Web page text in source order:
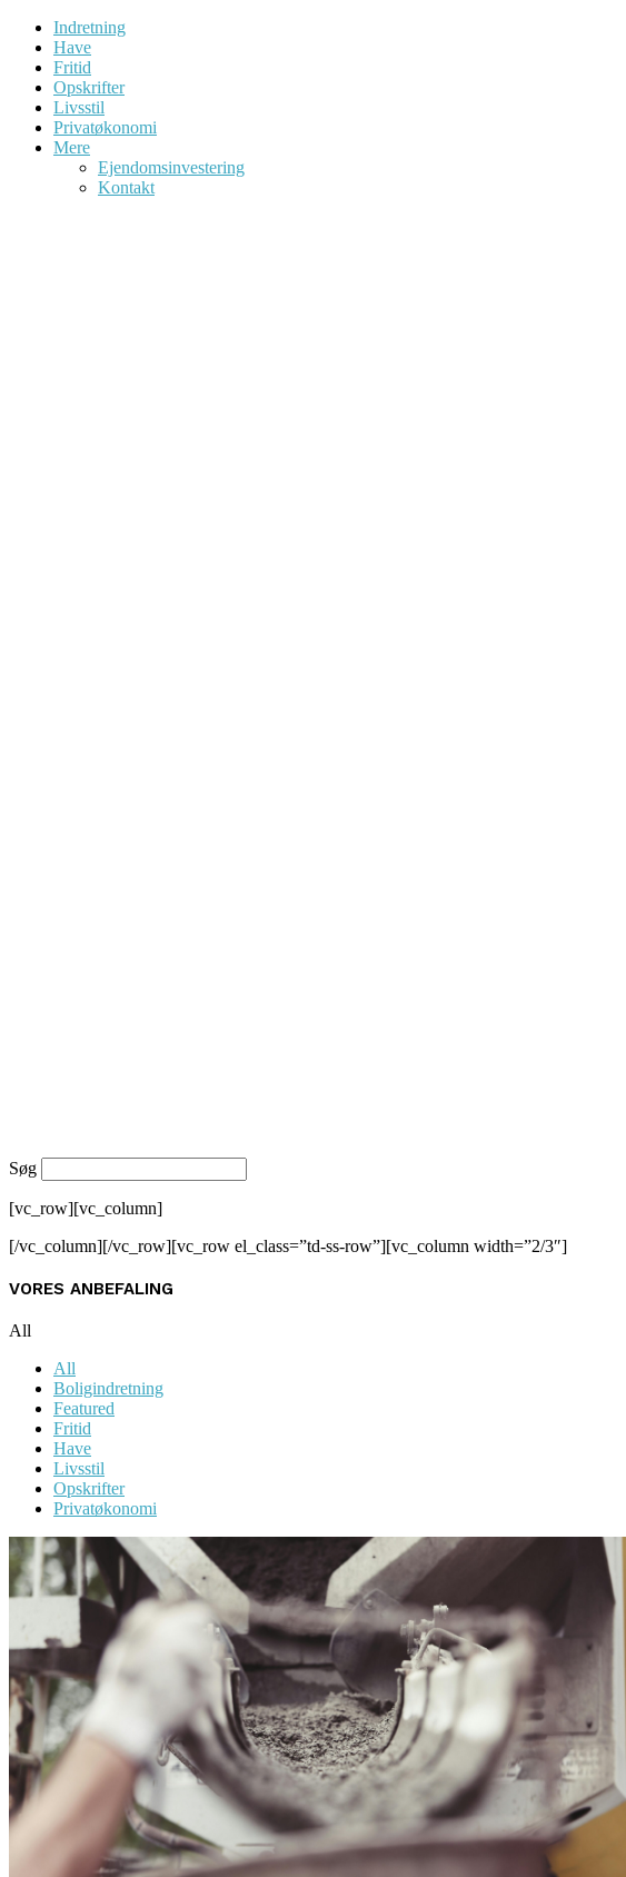
Indretning
Have
Fritid
Opskrifter
Livsstil
Privatøkonomi
Mere
Ejendomsinvestering
Kontakt
Søg
[vc_row][vc_column]
[/vc_column][/vc_row][vc_row el_class=”td-ss-row”][vc_column width=”2/3″]
VORES ANBEFALING
All
All
Boligindretning
Featured
Fritid
Have
Livsstil
Opskrifter
Privatøkonomi